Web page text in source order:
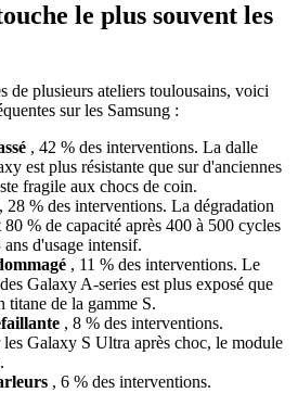
le plus souvent les
de plusieurs ateliers toulousains, voici
sur les Samsung :
, 42 % des interventions. La dalle
est plus résistante que sur d'anciennes
fragile aux chocs de coin.
, 28 % des interventions. La dégradation
% de capacité après 400 à 500 cycles
d'usage intensif.
, 11 % des interventions. Le
Galaxy A-series est plus exposé que
titane de la gamme S.
, 8 % des interventions.
Galaxy S Ultra après choc, le module
, 6 % des interventions.